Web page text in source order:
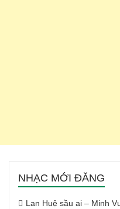
NHẠC MỚI ĐĂNG
Lan Huệ sầu ai – Minh